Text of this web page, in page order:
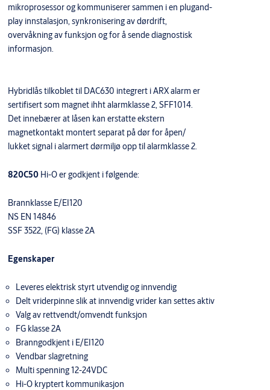
mikroprosessor og kommuniserer sammen i en plugand-
play innstalasjon, synkronisering av dørdrift,
overvåkning av funksjon og for å sende diagnostisk
informasjon.
Hybridlås tilkoblet til DAC630 integrert i ARX alarm er
sertifisert som magnet ihht alarmklasse 2, SFF1014.
Det innebærer at låsen kan erstatte ekstern
magnetkontakt montert separat på dør for åpen/
lukket signal i alarmert dørmiljø opp til alarmklasse 2.
820C50Hi-O er godkjent i følgende:
Brannklasse E/EI120
NS EN 14846
SSF 3522, (FG) klasse 2A
Egenskaper
Leveres elektrisk styrt utvendig og innvendig
Delt vriderpinne slik at innvendig vrider kan settes aktiv
Valg av rettvendt/omvendt funksjon
FG klasse 2A
Branngodkjent i E/EI120
Vendbar slagretning
Multi spenning 12-24VDC
Hi-O kryptert kommunikasjon